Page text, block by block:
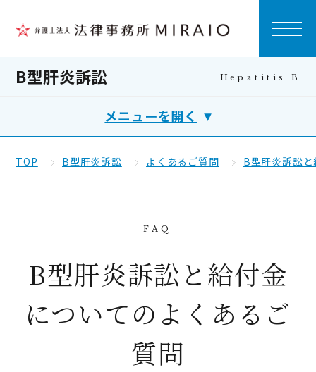
B型肝炎訴訟
メニューを開く
TOP B型肝炎訴訟 よくあるご質問 B型肝炎訴訟
B型肝炎訴訟と給付金
についてのよくあるご
質問